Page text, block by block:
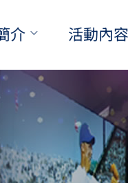
介 活動內容